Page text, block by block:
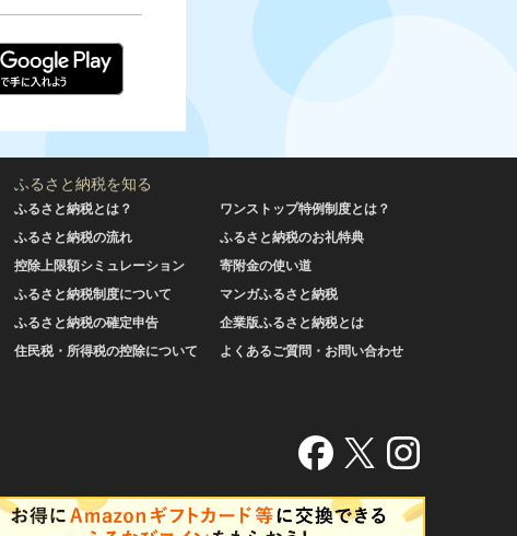
ふるさと納税を知る
ふるさと納税とは？
ふるさと納税の流れ
控除上限額シミュレーション
ふるさと納税制度について
ふるさと納税の確定申告
住民税・所得税の控除について
ワンストップ特例制度とは？
ふるさと納税のお礼特典
寄附金の使い道
マンガふるさと納税
企業版ふるさと納税とは
よくあるご質問・お問い合わせ